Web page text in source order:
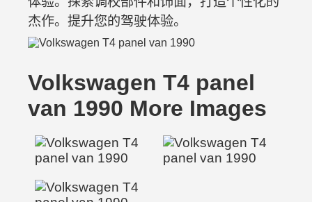
杰作。提升您的驾驶体验。
Volkswagen T4 panel
van 1990 More Images